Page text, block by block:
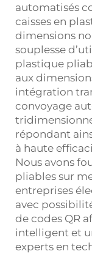
automatisés
caisses en
dimensions
souplesse
plastique
aux
intégration
convoyage
répondant
à haute
Nous avons
pliables sur
entreprises
avec
de codes QR
intelligent et
experts en